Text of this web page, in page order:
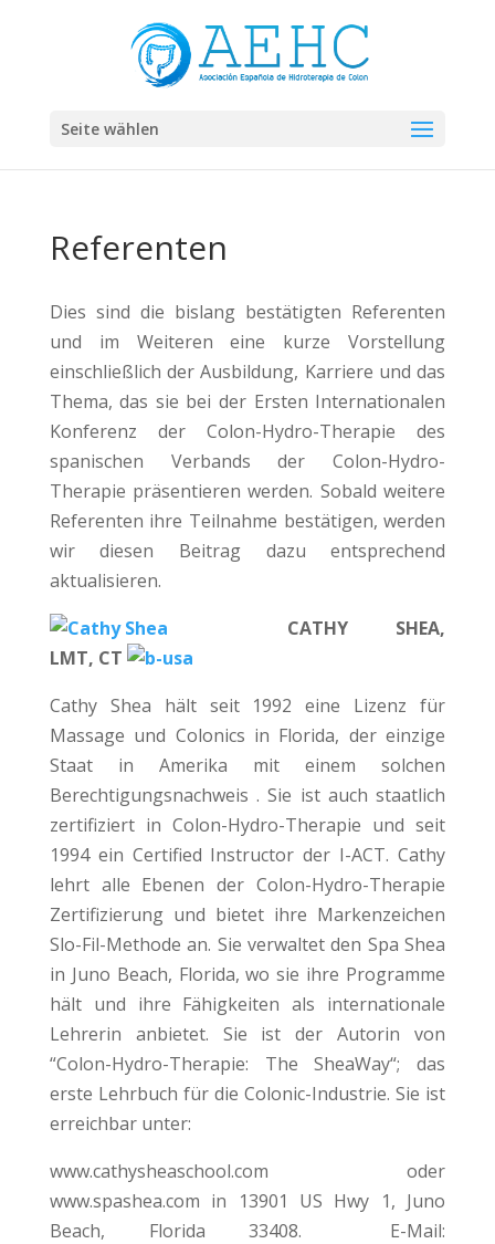
Seite wählen
Referenten
Dies sind die bislang bestätigten Referenten
und im Weiteren eine kurze Vorstellung
einschließlich der Ausbildung, Karriere und das
Thema, das sie bei der Ersten Internationalen
Konferenz der Colon-Hydro-Therapie des
spanischen Verbands der Colon-Hydro-
Therapie präsentieren werden. Sobald weitere
Referenten ihre Teilnahme bestätigen, werden
wir diesen Beitrag dazu entsprechend
aktualisieren.
CATHY SHEA,
LMT, CT
Cathy Shea hält seit 1992 eine Lizenz für
Massage und Colonics in Florida, der einzige
Staat in Amerika mit einem solchen
Berechtigungsnachweis . Sie ist auch staatlich
zertifiziert in Colon-Hydro-Therapie und seit
1994 ein Certified Instructor der I-ACT. Cathy
lehrt alle Ebenen der Colon-Hydro-Therapie
Zertifizierung und bietet ihre Markenzeichen
Slo-Fil-Methode an. Sie verwaltet den Spa Shea
in Juno Beach, Florida, wo sie ihre Programme
hält und ihre Fähigkeiten als internationale
Lehrerin anbietet. Sie ist der Autorin von
“Colon-Hydro-Therapie: The SheaWay“; das
erste Lehrbuch für die Colonic-Industrie. Sie ist
erreichbar unter:
www.cathysheaschool.com oder
www.spashea.com in 13901 US Hwy 1, Juno
Beach, Florida 33408. E-Mail: